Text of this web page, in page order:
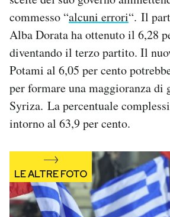
commesso “alcuni errori“. Il
Alba Dorata ha ottenuto il 6,28
diventando il terzo partito. Il
Potami al 6,05 per cento
per formare una maggioranza di
Syriza. La percentuale
intorno al 63,9 per cento.